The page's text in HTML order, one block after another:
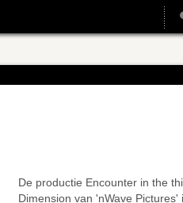
De productie Encounter in the
Dimension van 'nWave Pictures'